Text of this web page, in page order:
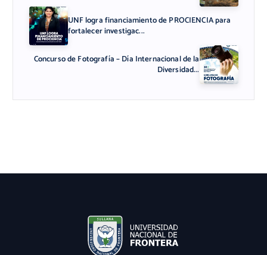
UNF logra financiamiento de PROCIENCIA para
fortalecer investigac...
Concurso de Fotografía – Día Internacional de la
Diversidad...